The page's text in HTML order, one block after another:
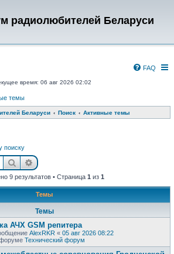
радиолюбителей Беларуси
FAQ
время: 06 авг 2026 02:02
темы
Беларуси Поиск Активные темы
поиску
ПоискРасширенный поиск
9 результатов • Страница 1 из 1
Темы
Темы
АЧХ GSM репитера
AlexRKR « 05 авг 2026 08:22
Технический форум